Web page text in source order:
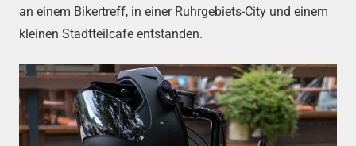
an einem Bikertreff, in einer Ruhrgebiets-City und einem
kleinen Stadtteilcafe entstanden.